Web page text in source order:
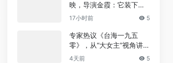
映，导演金霞：它装下了
厦门的百年风雨‌
17小时前 5
专家热议《台海一九五
零》，从“大女主”视角讲述
革命信仰
4天前 5